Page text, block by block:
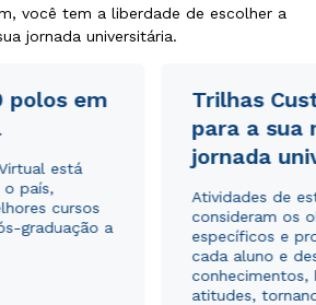
você tem a liberdade de escolher a
jornada universitária.
polos em
está
país,
cursos
graduação a
Trilhas
para a sua
jornada
Atividades de
consideram os
específicos e
cada aluno e
conhecimentos,
atitudes,
a Política de Privacidade.e
dados sejam utilizados para o
da Cruzeiro do Sul.